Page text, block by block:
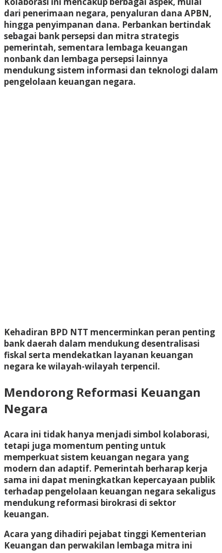
dari penerimaan negara, penyaluran dana APBN,
hingga penyimpanan dana. Perbankan bertindak
sebagai bank persepsi dan mitra strategis
pemerintah, sementara lembaga keuangan
nonbank dan lembaga persepsi lainnya
mendukung sistem informasi dan teknologi dalam
pengelolaan keuangan negara.
Kehadiran BPD NTT mencerminkan peran penting
bank daerah dalam mendukung desentralisasi
fiskal serta mendekatkan layanan keuangan
negara ke wilayah-wilayah terpencil.
Mendorong Reformasi Keuangan
Negara
Acara ini tidak hanya menjadi simbol kolaborasi,
tetapi juga momentum penting untuk
memperkuat sistem keuangan negara yang
modern dan adaptif. Pemerintah berharap kerja
sama ini dapat meningkatkan kepercayaan publik
terhadap pengelolaan keuangan negara sekaligus
mendukung reformasi birokrasi di sektor
keuangan.
Acara yang dihadiri pejabat tinggi Kementerian
Keuangan dan perwakilan lembaga mitra ini